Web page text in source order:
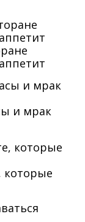
и мрак
которые